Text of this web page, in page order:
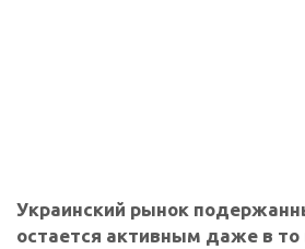
Украинский рынок
остается активным даже в то